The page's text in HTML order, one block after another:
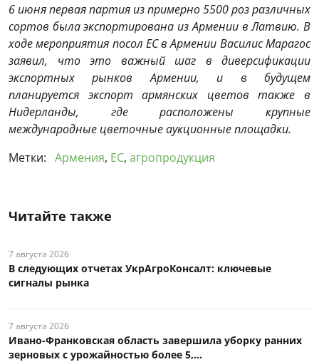
6 июня первая партия из примерно 5500 роз различных
сортов была экспортирована из Армении в Латвию. В
ходе мероприятия посол ЕС в Армении Василис Марагос
заявил, что это важный шаг в диверсификации
экспортных рынков Армении, и в будущем
планируется экспорт армянских цветов также в
Нидерланды, где расположены крупные
международные цветочные аукционные площадки.
Метки: Армения, ЕС, агропродукция
Читайте также
7 августа 2026
В следующих отчетах УкрАгроКонсалт: ключевые
сигналы рынка
7 августа 2026
Ивано-Франковская область завершила уборку ранних
зерновых с урожайностью более 5,...